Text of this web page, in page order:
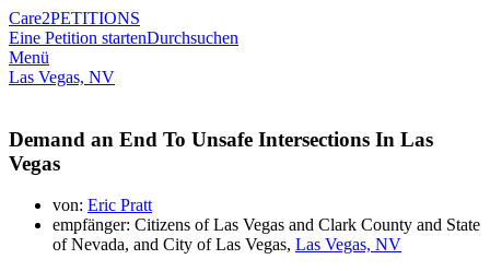
Care2PETITIONS
Eine Petition startenDurchsuchen
Menü
Las Vegas, NV
Demand an End To Unsafe Intersections In Las
Vegas
von: Eric Pratt
empfänger: Citizens of Las Vegas and Clark County and State
of Nevada, and City of Las Vegas, Las Vegas, NV